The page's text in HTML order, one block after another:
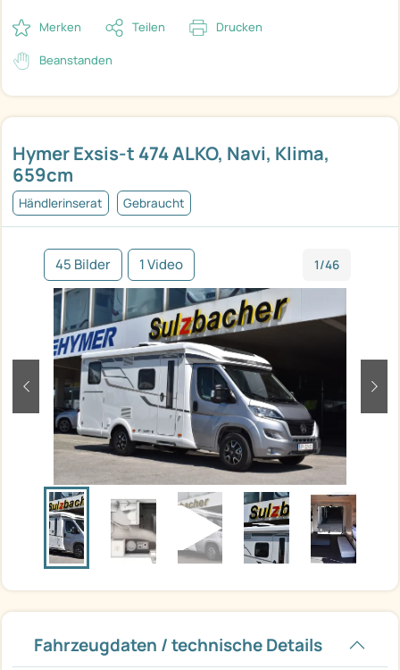
Hymer Exsis-t 474 ALKO, Navi, Klima,
659cm
Händlerinserat Gebraucht
45 Bilder 1 Video 1/46
zurück
Fahrzeugdaten / technische Details
Merken Teilen Drucken
Beanstanden